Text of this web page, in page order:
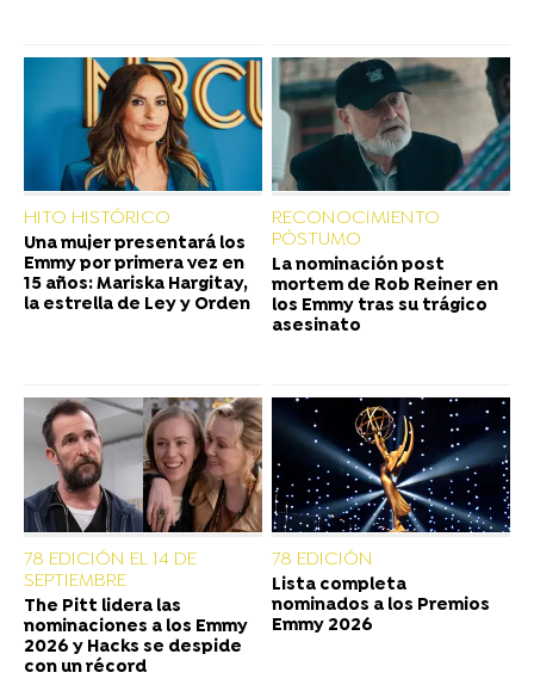
HITO HISTÓRICO
Una mujer presentará los
Emmy por primera vez en
15 años: Mariska Hargitay,
la estrella de Ley y Orden
RECONOCIMIENTO
PÓSTUMO
La nominación post
mortem de Rob Reiner en
los Emmy tras su trágico
asesinato
78 EDICIÓN EL 14 DE
SEPTIEMBRE
The Pitt lidera las
nominaciones a los Emmy
2026 y Hacks se despide
con un récord
78 EDICIÓN
Lista completa
nominados a los Premios
Emmy 2026